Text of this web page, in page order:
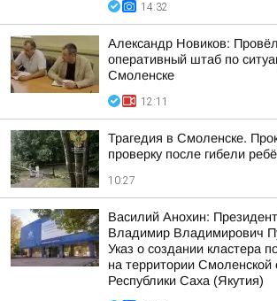
14:32
Александр Новиков:
оперативный штаб по
Смоленске
12:11
Трагедия в Смоленске.
проверку после гибели
10:27
Василий Анохин:
Владимир Владимирович
Указ о создании кластера
на территории Смоленской
Республики Саха (Якутия)